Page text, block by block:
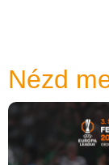
Nézd